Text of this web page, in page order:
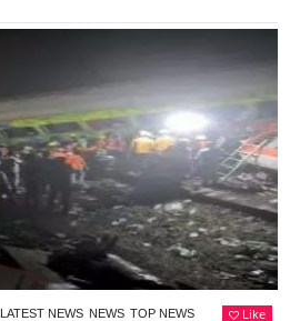
LATEST NEWS NEWS TOP NEWS Like